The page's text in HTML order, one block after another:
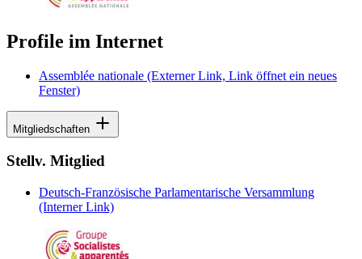
Profile im Internet
Assemblée nationale (Externer Link, Link öffnet ein neues
Fenster)
Mitgliedschaften
Stellv. Mitglied
Deutsch-Französische Parlamentarische Versammlung
(Interner Link)